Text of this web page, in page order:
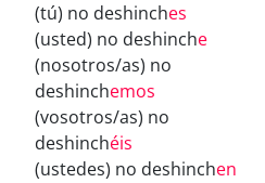
(tú) no deshinches
(usted) no deshinche
(nosotros/as) no
deshinchemos
(vosotros/as) no
deshinchéis
(ustedes) no deshinchen